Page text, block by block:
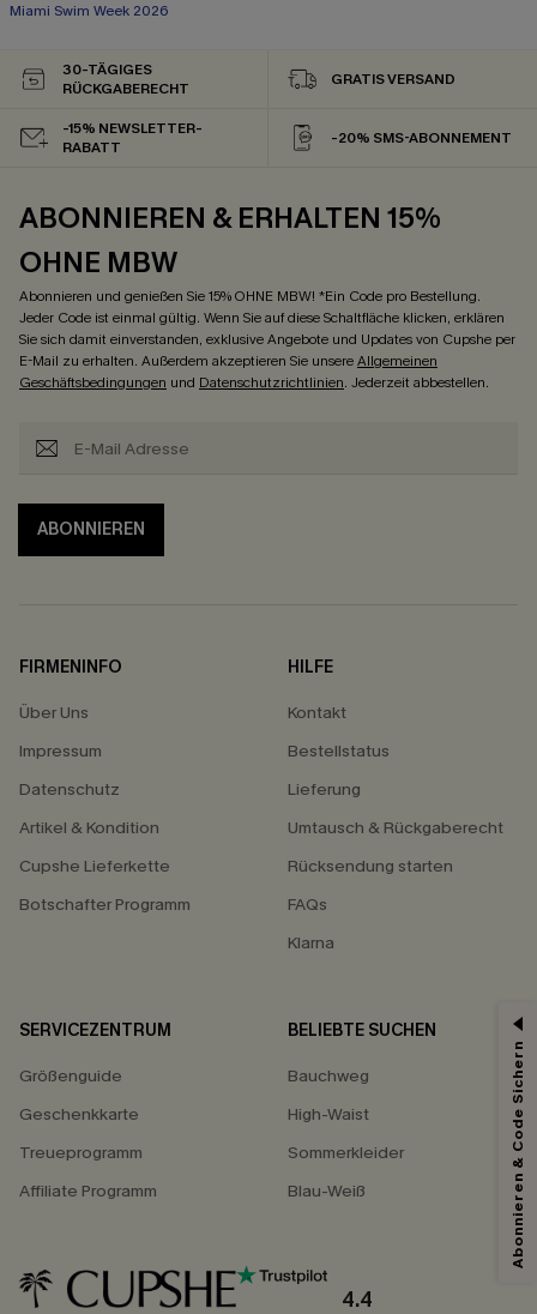
Miami Swim Week 2026
30-TÄGIGES
RÜCKGABERECHT
GRATIS VERSAND
-15% NEWSLETTER-
RABATT
-20% SMS-ABONNEMENT
ABONNIEREN & ERHALTEN 15%
OHNE MBW
Abonnieren und genießen Sie 15% OHNE MBW! *Ein Code pro Bestellung.
Jeder Code ist einmal gültig. Wenn Sie auf diese Schaltfläche klicken, erklären
Sie sich damit einverstanden, exklusive Angebote und Updates von Cupshe per
E-Mail zu erhalten. Außerdem akzeptieren Sie unsereAllgemeinen
Geschäftsbedingungen und Datenschutzrichtlinien. Jederzeit abbestellen.
ABONNIEREN
FIRMENINFO
Über Uns
Impressum
Datenschutz
Artikel & Kondition
Cupshe Lieferkette
Botschafter Programm
HILFE
Kontakt
Bestellstatus
Lieferung
Umtausch & Rückgaberecht
Rücksendung starten
FAQs
Klarna
SERVICEZENTRUM
Größenguide
Geschenkkarte
Treueprogramm
Affiliate Programm
BELIEBTE SUCHEN
Bauchweg
High-Waist
Sommerkleider
Blau-Weiß
4.4
Abonnieren & Code Sichern